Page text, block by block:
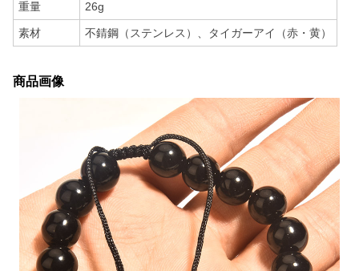
重量 26g
素材 不錆鋼（ステンレス）、タイガーアイ（赤・黄）
商品画像